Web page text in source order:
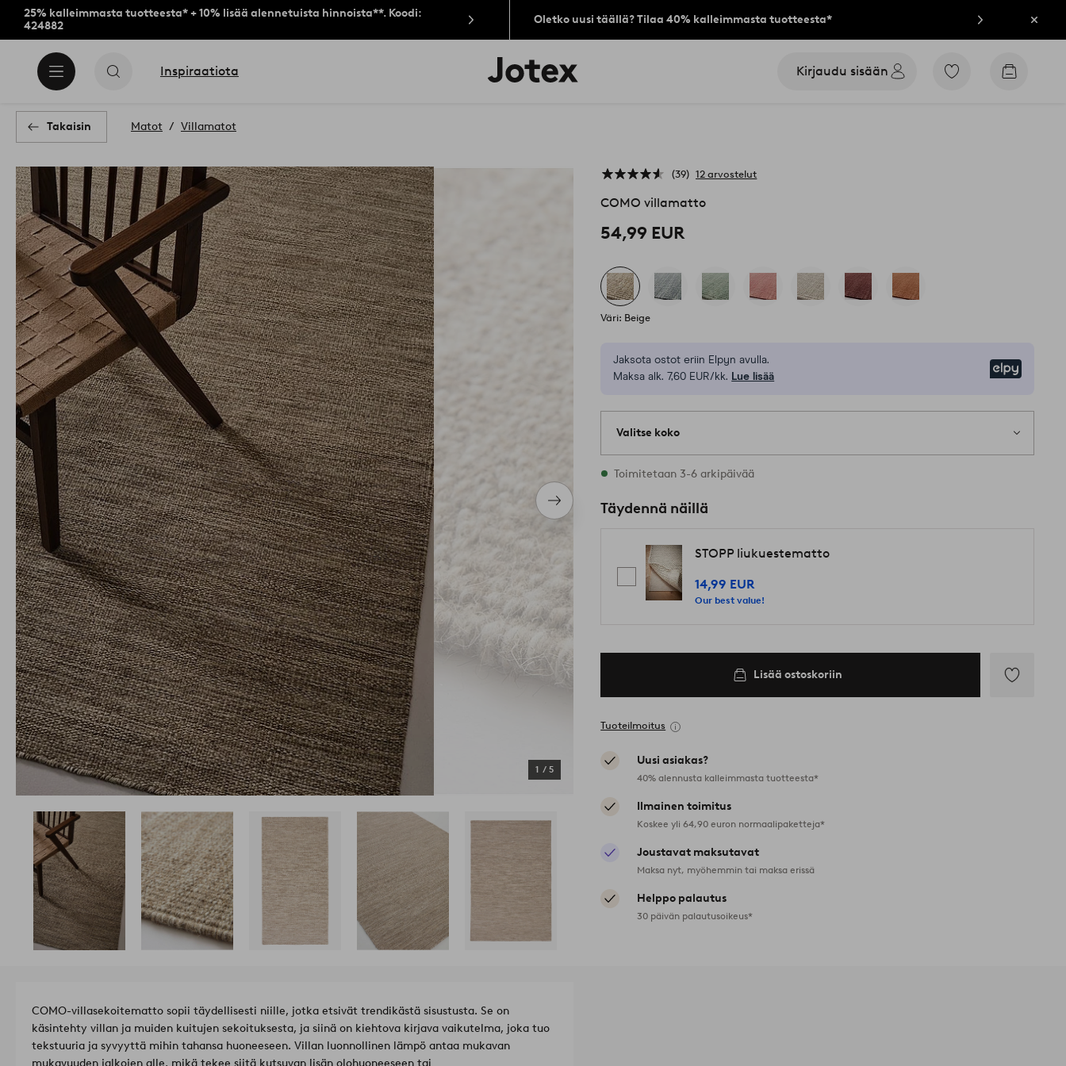
25% kalleimmasta tuotteesta* + 10% lisää alennetuista hinnoista**. Koodi:
424882
Oletko uusi täällä? Tilaa 40% kalleimmasta tuotteesta* Sulje
Inspiraatiota
Jotex-
logo
Kirjaudu sisään
Siirry
Siirry
Takaisin Matot Villamatot
Seuraava
tuote
1 / 5
39 12 arvostelut
COMO villamatto
54,99 EUR
Väri: Beige
Jaksota ostot eriin Elpyn avulla.
Maksa alk. 7,60 EUR/kk. Lue lisää
Valitse koko
Varastossa on kaikkia kokoja
Toimitetaan 3-6 arkipäivää
Täydennä näillä
STOPP liukuestematto
14,99 EUR
Our best value!
Lisää ostoskoriin
Tuoteilmoitus
Uusi asiakas?
40% alennusta kalleimmasta tuotteesta*
Ilmainen toimitus
Koskee yli 64,90 euron normaalipaketteja*
Joustavat maksutavat
Maksa nyt, myöhemmin tai maksa erissä
Helppo palautus
30 päivän palautusoikeus*
COMO-villasekoitematto sopii täydellisesti niille, jotka etsivät trendikästä sisustusta. Se on
käsintehty villan ja muiden kuitujen sekoituksesta, ja siinä on kiehtova kirjava vaikutelma, joka tuo
tekstuuria ja syvyyttä mihin tahansa huoneeseen. Villan luonnollinen lämpö antaa mukavan
mukavuuden jalkojen alle, mikä tekee siitä kutsuvan lisän olohuoneeseen tai